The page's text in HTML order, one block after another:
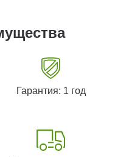
Гарантия: 1 год